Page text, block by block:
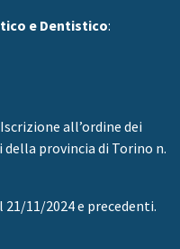
e Dentistico:
all’ordine dei
provincia di Torino n.
11/2024 e precedenti.